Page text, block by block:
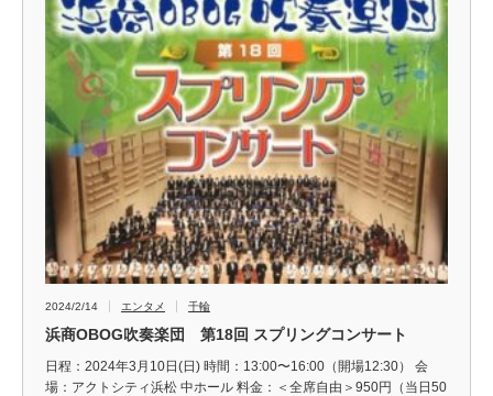
2024/2/14 エンタメ 千輪
浜商OBOG吹奏楽団 第18回 スプリングコンサート
日程：2024年3月10日(日) 時間：13:00〜16:00（開場12:30） 会
場：アクトシティ浜松 中ホール 料金：＜全席自由＞950円（当日50